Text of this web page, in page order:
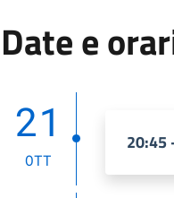
Date e
21
OTT
20:45